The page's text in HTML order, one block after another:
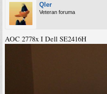
Qler
Veteran foruma
AOC 2778x I Dell SE2416H